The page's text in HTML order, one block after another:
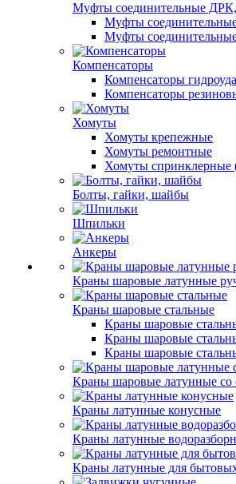
Муфты соединительные
Муфты
Муфты
Компенсаторы
Компенсаторы
Компенсаторы
Хомуты
Хомуты крепежные
Хомуты ремонтные
Хомуты спринклерные
Болты, гайки, шайбы
Шпильки
Анкеры
Краны шаровые латунные
Краны шаровые стальные
Краны шаровые
Краны шаровые
Краны шаровые
Краны шаровые латунные со
Краны латунные конусные
Краны латунные
Краны латунные для